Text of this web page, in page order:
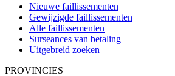
Nieuwe faillissementen
Gewijzigde faillissementen
Alle faillissementen
Surseances van betaling
Uitgebreid zoeken
PROVINCIES